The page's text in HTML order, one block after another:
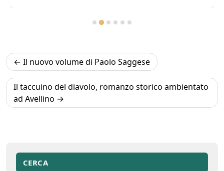
Navigazione
articoli
Il nuovo volume di Paolo Saggese
Il taccuino del diavolo, romanzo storico ambientato
ad Avellino
CERCA